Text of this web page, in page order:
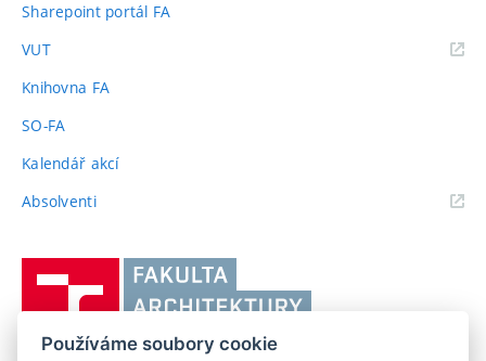
Sharepoint portál FA
VUT(externí
Knihovna FA
SO-FA
Kalendář akcí
Absolventi(externí
Používáme soubory cookie